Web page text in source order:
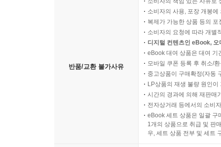
반품/교환 불가사유
소비자의 사용, 포장 개봉
복제가 가능한 상품 등의
소비자의 요청에 따라 개별
디지털 컨텐츠인 eBook,
eBook 대여 상품은 대여 기
모바일 쿠폰 등록 후 취소/
중고상품이 구매확정(자동
LP상품의 재생 불량 원인
시간의 경과에 의해 재판매
전자상거래 등에서의 소비
eBook 세트 상품은 일괄 구
1개의 상품으로 취급 및 판
우, 세트 상품 전부 및 세트